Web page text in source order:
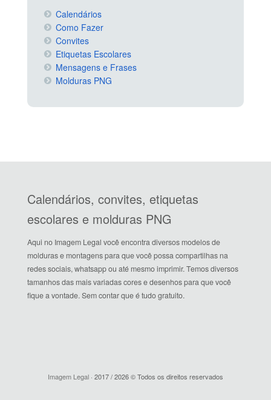
Calendários
Como Fazer
Convites
Etiquetas Escolares
Mensagens e Frases
Molduras PNG
Calendários, convites, etiquetas
escolares e molduras PNG
Aqui no Imagem Legal você encontra diversos modelos de
molduras e montagens para que você possa compartilhas na
redes sociais, whatsapp ou até mesmo imprimir. Temos diversos
tamanhos das mais variadas cores e desenhos para que você
fique a vontade. Sem contar que é tudo gratuito.
Imagem Legal · 2017 / 2026 © Todos os direitos reservados